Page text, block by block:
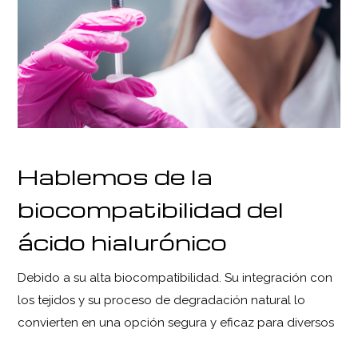
Hablemos de la
biocompatibilidad del
ácido hialurónico
Debido a su alta biocompatibilidad. Su integración con
los tejidos y su proceso de degradación natural lo
convierten en una opción segura y eficaz para diversos